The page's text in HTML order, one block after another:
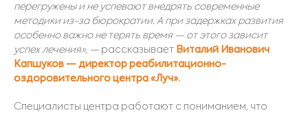
перегружены и не успевают внедрять современные
методики из-за бюрократии. А при задержках развития
особенно важно не терять время — от этого зависит
успех лечения», — рассказывает Виталий Иванович
Капшуков — директор реабилитационно-
оздоровительного центра «Луч».
Специалисты центра работают с пониманием, что